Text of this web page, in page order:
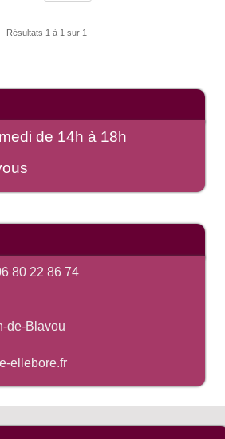
Résultats 1 à 1 sur 1
de 14h à 18h
80 22 86 74
de-Blavou
ellebore.fr